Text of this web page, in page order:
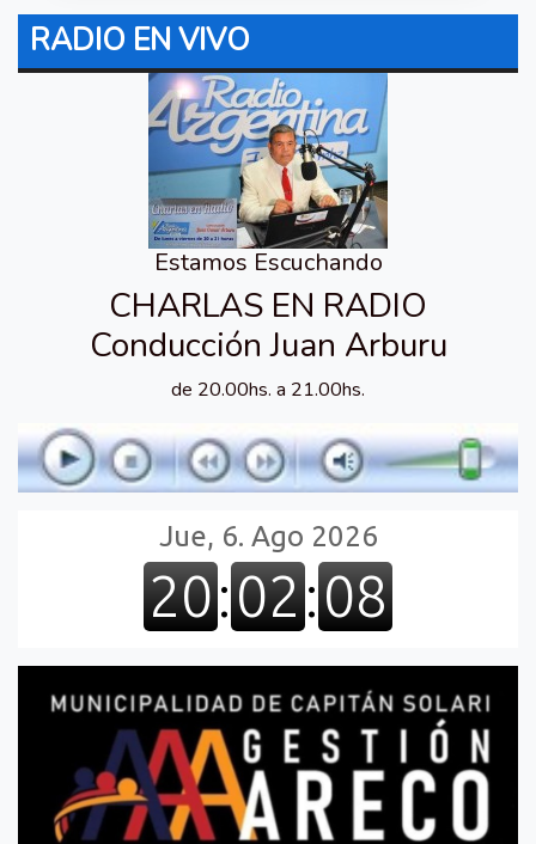
RADIO EN VIVO
Estamos Escuchando
CHARLAS EN RADIO
Conducción Juan Arburu
de 20.00hs. a 21.00hs.